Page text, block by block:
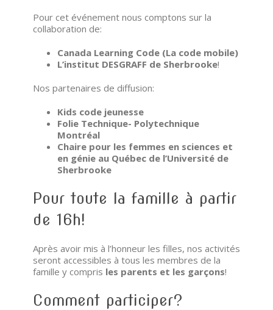
Pour cet événement nous comptons sur la
collaboration de:
Canada Learning Code (La code mobile)
L’institut DESGRAFF de Sherbrooke!
Nos partenaires de diffusion:
Kids code jeunesse
Folie Technique- Polytechnique
Montréal
Chaire pour les femmes en sciences et
en génie au Québec de l’Université de
Sherbrooke
Pour toute la famille à partir
de 16h!
Après avoir mis à l’honneur les filles, nos activités
seront accessibles à tous les membres de la
famille y compris les parents et les garçons!
Comment participer?